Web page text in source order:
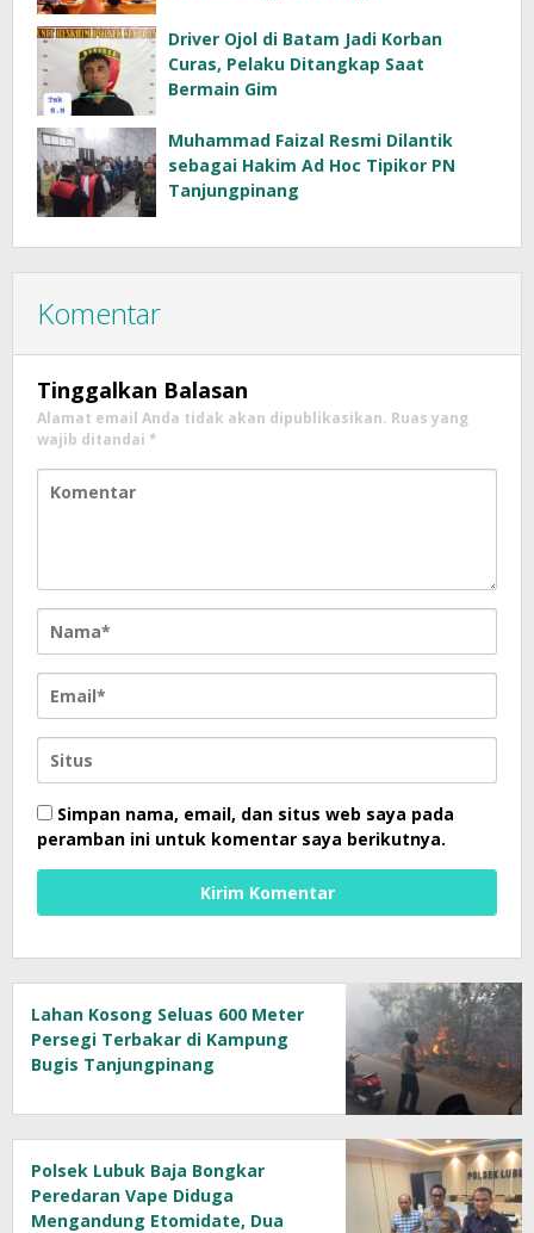
Driver Ojol di Batam Jadi Korban
Curas, Pelaku Ditangkap Saat
Bermain Gim
Muhammad Faizal Resmi Dilantik
sebagai Hakim Ad Hoc Tipikor PN
Tanjungpinang
Komentar
Tinggalkan Balasan
Alamat email Anda tidak akan dipublikasikan. Ruas yang
wajib ditandai *
Simpan nama, email, dan situs web saya pada
peramban ini untuk komentar saya berikutnya.
Lahan Kosong Seluas 600 Meter
Persegi Terbakar di Kampung
Bugis Tanjungpinang
Polsek Lubuk Baja Bongkar
Peredaran Vape Diduga
Mengandung Etomidate, Dua